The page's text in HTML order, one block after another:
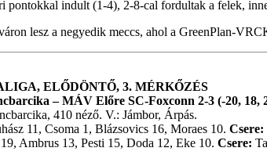
pontokkal indult (1-4), 2-8-cal fordultak a felek,
lesz a negyedik meccs, ahol a GreenPlan-
ELŐDÖNTŐ, 3. MÉRKŐZÉS
– MÁV Előre SC-Foxconn 2-3 (-20, 18,
410 néző. V.: Jámbor, Árpás.
11, Csoma 1, Blázsovics 16, Moraes 10. Csere:
Ambrus 13, Pesti 15, Doda 12, Eke 10. Csere: